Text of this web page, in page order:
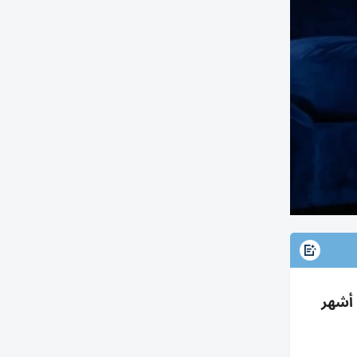
فيفا يحوّل مستحقات منتخب الأردن لوصافة كأس العرب 2025 بعد بيان شديد للأمير علي انتقد تأخر الدفع 8 أشهر